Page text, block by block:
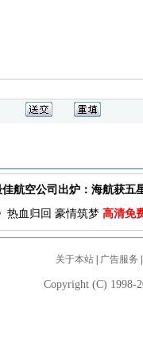
佳航空公司出炉：海航获五
热血归回 豪情筑梦 高清免
关于本站| 广告服务
Copyright (C) 1998-